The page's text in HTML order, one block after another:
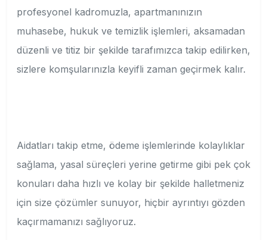
profesyonel kadromuzla, apartmanınızın
muhasebe, hukuk ve temizlik işlemleri, aksamadan
düzenli ve titiz bir şekilde tarafımızca takip edilirken,
sizlere komşularınızla keyifli zaman geçirmek kalır.
Aidatları takip etme, ödeme işlemlerinde kolaylıklar
sağlama, yasal süreçleri yerine getirme gibi pek çok
konuları daha hızlı ve kolay bir şekilde halletmeniz
için size çözümler sunuyor, hiçbir ayrıntıyı gözden
kaçırmamanızı sağlıyoruz.